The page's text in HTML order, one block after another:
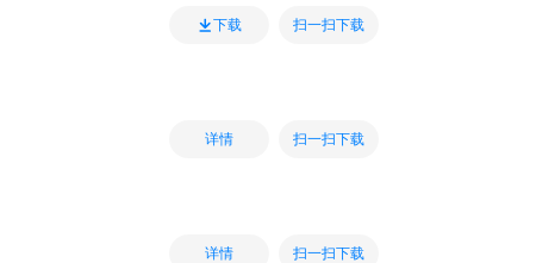
下载 扫一扫下载
详情 扫一扫下载
详情 扫一扫下载